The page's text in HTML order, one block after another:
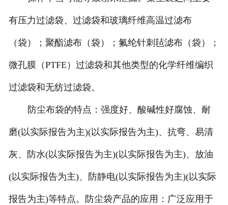
有压力过滤袋、过滤袋和玻璃纤维高温过滤布
（袋）；聚酯滤布（袋）；氟纶针刺毡滤布（袋）；
微孔膜（PTFE）过滤袋和其他类型的化学纤维编织
过滤袋和无纺过滤袋。
防尘布袋的特点：强度好、酸碱性好腐蚀、耐
磨(以实际报告为主)(以实际报告为主)、抗弯、易清
灰、防水(以实际报告为主)(以实际报告为主)、放油
(以实际报告为主)、防静电(以实际报告为主)(以实际
报告为主)等特点。防尘袋产品的应用：广泛应用于